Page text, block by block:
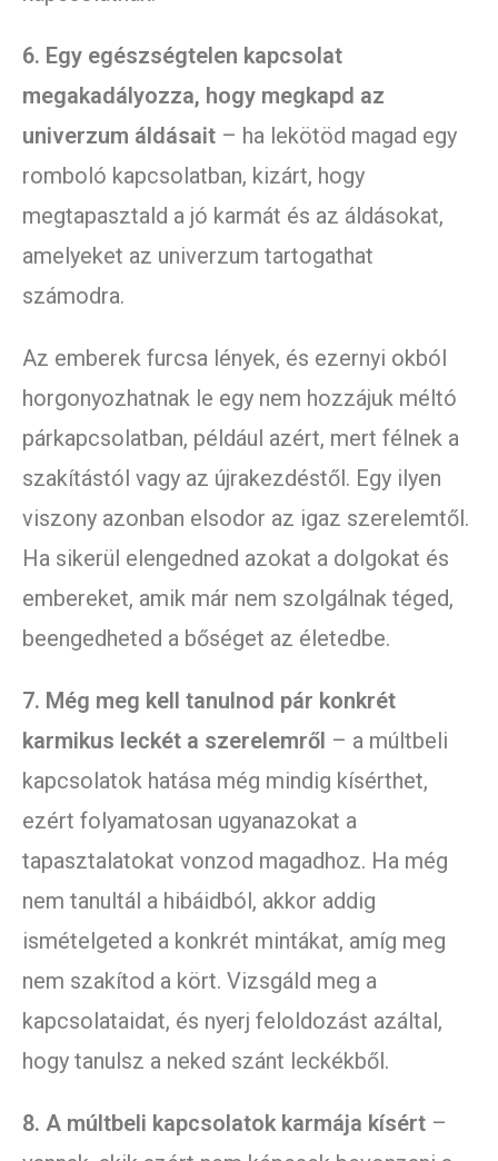
6. Egy egészségtelen kapcsolat
megakadályozza, hogy megkapd az
univerzum áldásait – ha lekötöd magad egy
romboló kapcsolatban, kizárt, hogy
megtapasztald a jó karmát és az áldásokat,
amelyeket az univerzum tartogathat
számodra.
Az emberek furcsa lények, és ezernyi okból
horgonyozhatnak le egy nem hozzájuk méltó
párkapcsolatban, például azért, mert félnek a
szakítástól vagy az újrakezdéstől. Egy ilyen
viszony azonban elsodor az igaz szerelemtől.
Ha sikerül elengedned azokat a dolgokat és
embereket, amik már nem szolgálnak téged,
beengedheted a bőséget az életedbe.
7. Még meg kell tanulnod pár konkrét
karmikus leckét a szerelemről – a múltbeli
kapcsolatok hatása még mindig kísérthet,
ezért folyamatosan ugyanazokat a
tapasztalatokat vonzod magadhoz. Ha még
nem tanultál a hibáidból, akkor addig
ismételgeted a konkrét mintákat, amíg meg
nem szakítod a kört. Vizsgáld meg a
kapcsolataidat, és nyerj feloldozást azáltal,
hogy tanulsz a neked szánt leckékből.
8. A múltbeli kapcsolatok karmája kísért –